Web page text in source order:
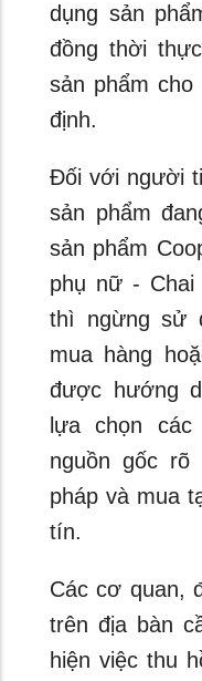
dụng sản
đồng thời
sản phẩm
định.
Đối với người
sản phẩm
sản phẩm
phụ nữ - Chai
thì ngừng sử
mua hàng
được hướng
lựa chọn
nguồn gốc
pháp và mua
tín.
Các cơ quan,
trên địa bàn
hiện việc thu